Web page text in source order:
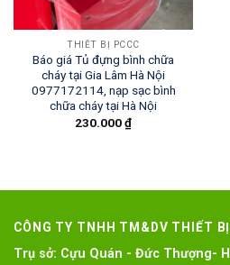
THIẾT BỊ PCCC
Báo giá Tủ đựng bình chữa
cháy tại Gia Lâm Hà Nội
0977172114, nạp sạc bình
chữa cháy tại Hà Nội
230.000₫
CÔNG TY TNHH TM&DV THIẾT
Trụ sở: Cựu Quán - Đức Thượng-